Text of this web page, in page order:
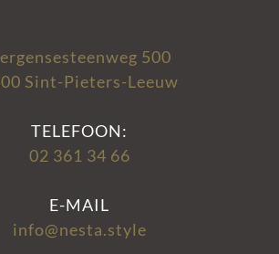
500
Sint-Pieters-Leeuw
TELEFOON:
02 361 34 66
E-MAIL
info@nesta.style